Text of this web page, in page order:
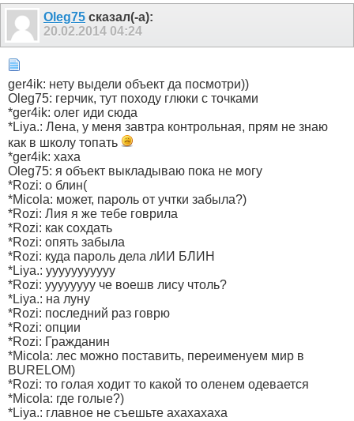
Olеg75 сказал(-а):
20.02.2014 04:24
ger4ik: нету выдели объект да посмотри))
Oleg75: герчик, тут походу глюки с точками
*ger4ik: олег иди сюда
*Liya.: Лена, у меня завтра контрольная, прям не знаю
как в школу топать
*ger4ik: хаха
Oleg75: я объект выкладываю пока не могу
*Rozi: о блин(
*Micola: может, пароль от учтки забыла?)
*Rozi: Лия я же тебе говрила
*Rozi: как сохдать
*Rozi: опять забыла
*Rozi: куда пароль дела лИИ БЛИН
*Liya.: ууууууууууу
*Rozi: уууууууу че воешв лису чтоль?
*Liya.: на луну
*Rozi: последний раз говрю
*Rozi: опции
*Rozi: Гражданин
*Micola: лес можно поставить, переименуем мир в
BURELOM)
*Rozi: то голая ходит то какой то оленем одевается
*Micola: где голые?)
*Liya.: главное не съешьте ахахахаха